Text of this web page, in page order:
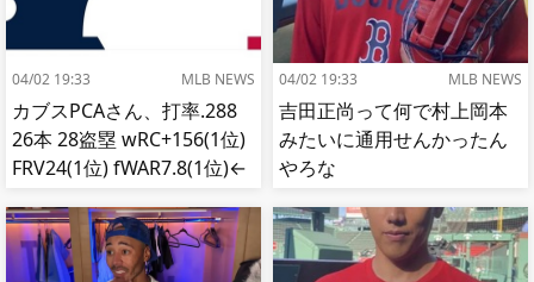
04/02 19:33 MLB NEWS
カブスPCAさん、打率.288
26本 28盗塁 wRC+156(1位)
FRV24(1位) fWAR7.8(1位)←
04/02 19:33 MLB NEWS
吉田正尚って何で村上岡本
みたいに通用せんかったん
やろな